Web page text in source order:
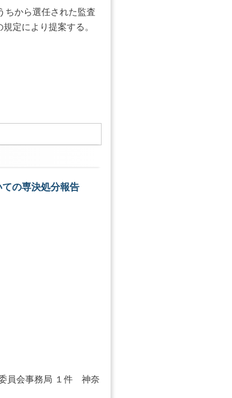
ちから選任された監査
定により提案する。
の専決処分報告
員会事務局 １件 神奈